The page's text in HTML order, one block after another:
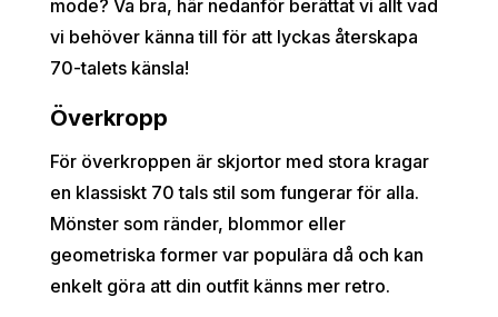
mode? Va bra, här nedanför berättat vi allt vad
vi behöver känna till för att lyckas återskapa
70-talets känsla!
Överkropp
För överkroppen är skjortor med stora kragar
en klassiskt 70 tals stil som fungerar för alla.
Mönster som ränder, blommor eller
geometriska former var populära då och kan
enkelt göra att din outfit känns mer retro.